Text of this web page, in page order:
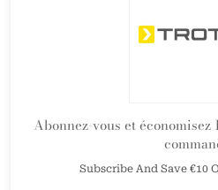
Abonnez-vous et
Subscribe And Save €10